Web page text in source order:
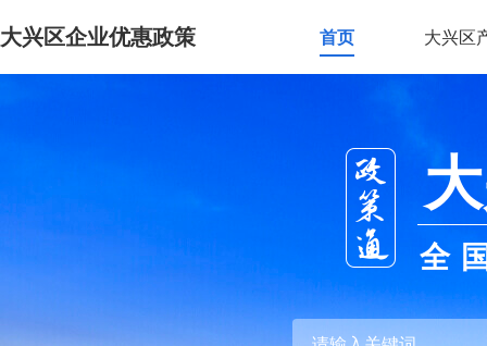
大兴区企业优惠政策 首页 大兴区
全